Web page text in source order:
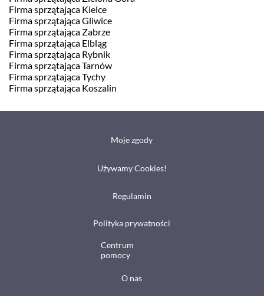
Firma sprzątająca Kielce
Firma sprzątająca Gliwice
Firma sprzątająca Zabrze
Firma sprzątająca Elbląg
Firma sprzątająca Rybnik
Firma sprzątająca Tarnów
Firma sprzątająca Tychy
Firma sprzątająca Koszalin
Moje zgody
Używamy Cookies!
Regulamin
Polityka prywatności
Centrum
pomocy
O nas